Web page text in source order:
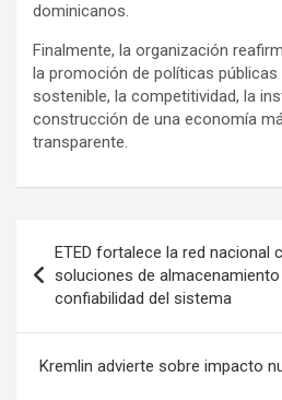
dominicanos.
Finalmente, la organización
la promoción de políticas
sostenible, la competitividad, la
construcción de una economía
transparente.
de
entradas
ETED fortalece la red nacional
soluciones de
confiabilidad del sistema
Kremlin advierte sobre impacto